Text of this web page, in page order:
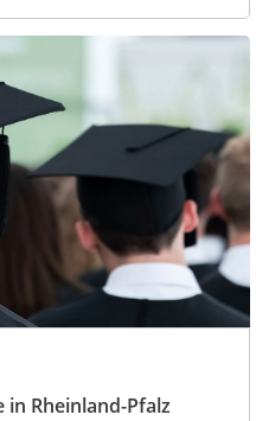
in Rheinland-Pfalz